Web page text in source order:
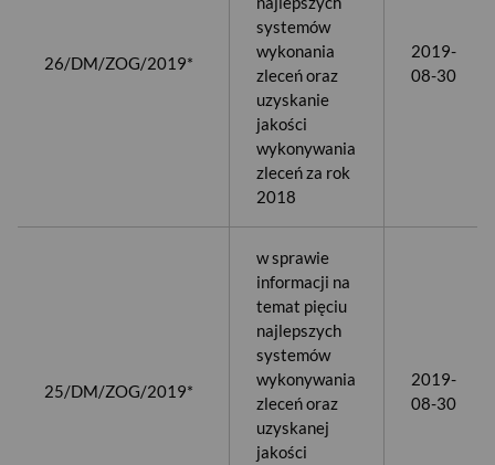
26/DM/ZOG/2019*
systemów
wykonania
zleceń oraz
uzyskanie
jakości
wykonywania
zleceń za rok
2018
2019-
08-30
25/DM/ZOG/2019*
w sprawie
informacji na
temat pięciu
najlepszych
systemów
wykonywania
zleceń oraz
uzyskanej
jakości
2019-
08-30